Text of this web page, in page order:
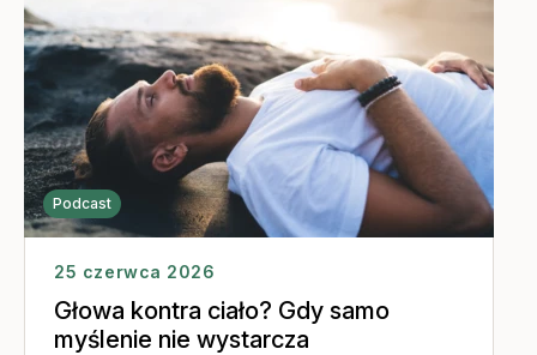
Podcast
25 czerwca 2026
Głowa kontra ciało? Gdy samo
myślenie nie wystarcza